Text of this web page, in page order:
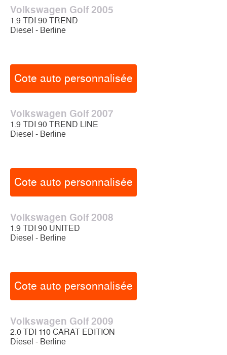
Volkswagen Golf 2005
1.9 TDI 90 TREND
Diesel - Berline
Cote auto personnalisée
Volkswagen Golf 2007
1.9 TDI 90 TREND LINE
Diesel - Berline
Cote auto personnalisée
Volkswagen Golf 2008
1.9 TDI 90 UNITED
Diesel - Berline
Cote auto personnalisée
Volkswagen Golf 2009
2.0 TDI 110 CARAT EDITION
Diesel - Berline